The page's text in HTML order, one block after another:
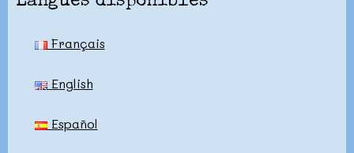
Français
English
Español